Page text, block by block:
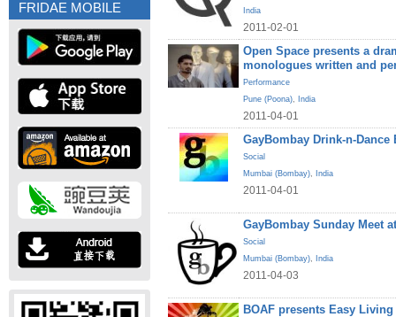
FRIDAE MOBILE
India
2011-02-01
Open Space presents a
monologues written and
Performance
Pune (Poona), India
2011-04-01
GayBombay Drink-n-Dance
Social
Mumbai (Bombay), India
2011-04-01
GayBombay Sunday Meet
Social
Mumbai (Bombay), India
2011-04-03
BOAF presents Easy